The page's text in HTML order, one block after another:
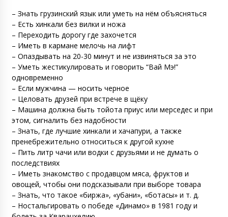
– Знать грузинский язык или уметь на нём объясняться
– Есть хинкали без вилки и ножа
– Переходить дорогу где захочется
– Иметь в кармане мелочь на лифт
– Опаздывать на 20-30 минут и не извиняться за это
– Уметь жестикулировать и говорить “Вай Мэ!”
одновременно
– Если мужчина — носить черное
– Целовать друзей при встрече в щёку
– Машина должна быть тойота приус или мерседес и при
этом, сигналить без надобности
– Знать, где лучшие хинкали и хачапури, а также
пренебрежительно относиться к другой кухне
– Пить литр чачи или водки с друзьями и не думать о
последствиях
– Иметь знакомство с продавцом мяса, фруктов и
овощей, чтобы они подсказывали при выборе товара
– Знать, что такое «биржа», «убани», «ботасы» и т. д.
– Ностальгировать о победе «Динамо» в 1981 году и